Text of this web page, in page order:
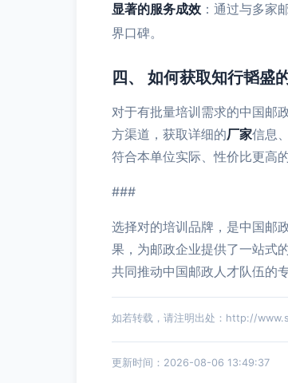
显著的服务成效 ：通过与多家
界口碑。
四、 如何获取知行韬盛
对于有批量培训需求的中国邮
方渠道，获取详细的厂家信息
符合本单位实际、性价比更高
###
选择对的培训品牌，是中国邮
果，为邮政企业提供了一站式
共同推动中国邮政人才队伍的
如若转载，请注明出处：http://
更新时间：2026-08-06 13:49:37